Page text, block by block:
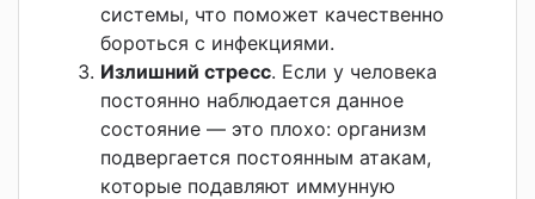
системы, что поможет качественно
бороться с инфекциями.
Излишний стресс. Если у человека
постоянно наблюдается данное
состояние — это плохо: организм
подвергается постоянным атакам,
которые подавляют иммунную